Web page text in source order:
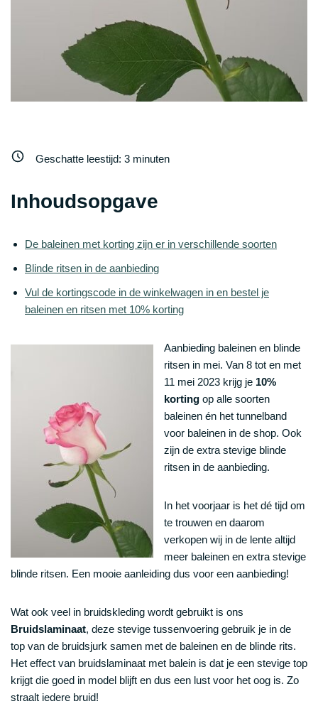
Geschatte leestijd: 3 minuten
Inhoudsopgave
De baleinen met korting zijn er in verschillende soorten
Blinde ritsen in de aanbieding
Vul de kortingscode in de winkelwagen in en bestel je
baleinen en ritsen met 10% korting
Aanbieding baleinen en blinde
ritsen in mei. Van 8 tot en met
11 mei 2023 krijg je 10%
korting op alle soorten
baleinen én het tunnelband
voor baleinen in de shop. Ook
zijn de extra stevige blinde
ritsen in de aanbieding.
In het voorjaar is het dé tijd om
te trouwen en daarom
verkopen wij in de lente altijd
meer baleinen en extra stevige
blinde ritsen. Een mooie aanleiding dus voor een aanbieding!
Wat ook veel in bruidskleding wordt gebruikt is ons
Bruidslaminaat, deze stevige tussenvoering gebruik je in de
top van de bruidsjurk samen met de baleinen en de blinde rits.
Het effect van bruidslaminaat met balein is dat je een stevige top
krijgt die goed in model blijft en dus een lust voor het oog is. Zo
straalt iedere bruid!